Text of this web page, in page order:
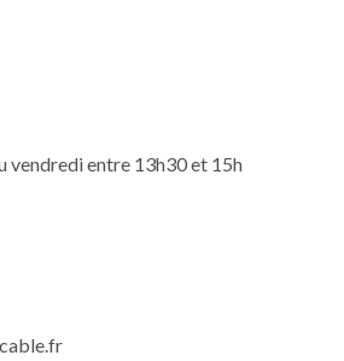
vendredi entre 13h30 et 15h